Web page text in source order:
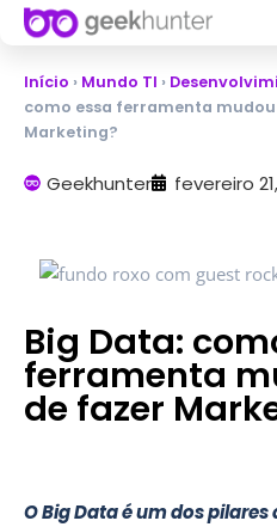
Início › Mundo TI ›
como essa ferramenta
Marketing?
Geekhunter fevereiro
Big Data:
ferramenta
de fazer
O Big Data é um dos